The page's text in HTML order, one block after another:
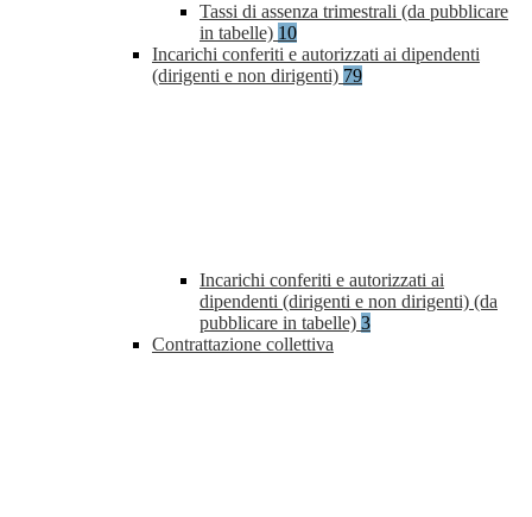
Tassi di assenza trimestrali (da pubblicare
in tabelle) 10
Incarichi conferiti e autorizzati ai dipendenti
(dirigenti e non dirigenti) 79
Incarichi conferiti e autorizzati ai
dipendenti (dirigenti e non dirigenti) (da
pubblicare in tabelle) 3
Contrattazione collettiva